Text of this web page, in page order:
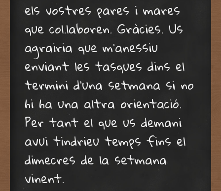
els vostres pares i mares
que col.laboren. Gràcies. Us
agrairia que m’anessiu
enviant les tasques dins el
termini d’una setmana si no
hi ha una altra orientació.
Per tant el que us demani
avui tindrieu temps fins el
dimecres de la setmana
vinent.